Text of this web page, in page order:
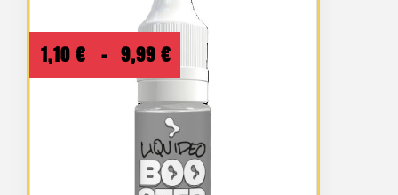
1,10 € – 9,99 €
Plage
de
prix :
1,10 €
à